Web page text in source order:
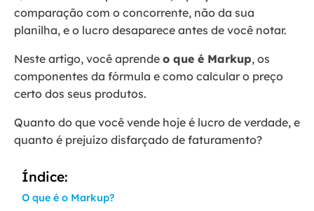
comparação com o concorrente, não da sua
planilha, e o lucro desaparece antes de você notar.
Neste artigo, você aprende o que é Markup, os
componentes da fórmula e como calcular o preço
certo dos seus produtos.
Quanto do que você vende hoje é lucro de verdade, e
quanto é prejuízo disfarçado de faturamento?
Índice:
O que é o Markup?